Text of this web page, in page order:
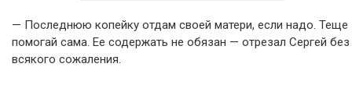
— Последнюю копейку отдам своей матери, если надо. Теще
помогай сама. Ее содержать не обязан — отрезал Сергей без
всякого сожаления.